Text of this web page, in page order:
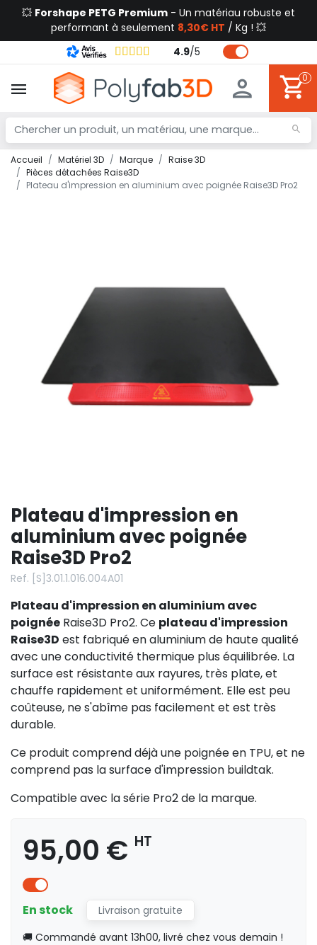
💥 Forshape PETG Premium - Un matériau robuste et
performant à seulement 8,30€ HT / Kg ! 💥
4.9/5
0
Accueil Matériel 3D Marque
Raise 3D
Pièces détachées Raise3D
Plateau d'impression en aluminium avec poignée Raise3D Pro2
Plateau d'impression en
aluminium avec poignée
Raise3D Pro2
Ref. [S]3.01.1.016.004A01
Plateau d'impression en aluminium avec
poignée Raise3D Pro2. Ce plateau d'impression
Raise3D est fabriqué en aluminium de haute qualité
avec une conductivité thermique plus équilibrée. La
surface est résistante aux rayures, très plate, et
chauffe rapidement et uniformément. Elle est peu
coûteuse, ne s'abîme pas facilement et est très
durable.
Ce produit comprend déjà une poignée en TPU, et ne
comprend pas la surface d'impression buildtak.
Compatible avec la série Pro2 de la marque.
95,00 € HT
En stock
Livraison gratuite
🚚 Commandé avant 13h00, livré chez vous demain !